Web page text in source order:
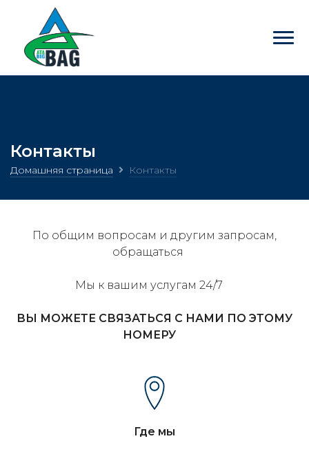
Контакты
Домашняя страница Контакты
По общим вопросам и другим запросам,
обращаться
Мы к вашим услугам 24/7
ВЫ МОЖЕТЕ СВЯЗАТЬСЯ С НАМИ ПО ЭТОМУ
НОМЕРУ
Где мы